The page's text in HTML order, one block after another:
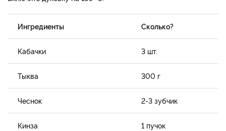
Ингредиенты Сколько?
Кабачки 3 шт.
Тыква 300 г
Чеснок 2-3 зубчик
Кинза 1 пучок